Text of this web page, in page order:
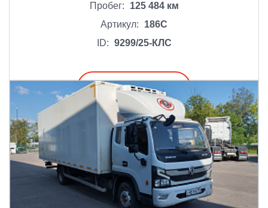
Пробег:
125 484 км
Артикул:
186С
ID: 9299/25-КЛС
Подробнее